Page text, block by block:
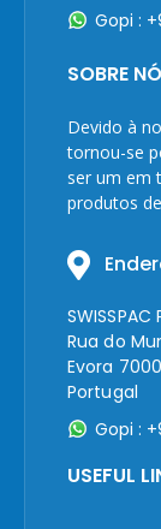
Gopi :
SOBRE
Devido à
tornou-se
ser um em
produtos
SWISSPAC
Rua do
Evora
Portugal
Gopi :
USEFUL